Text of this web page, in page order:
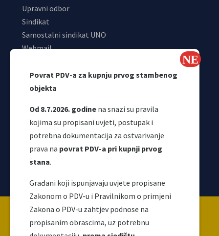
Povrat PDV-a za kupnju prvog stambenog
objekta
Od 8.7.2026. godine na snazi su pravila
kojima su propisani uvjeti, postupak i
potrebna dokumentacija za ostvarivanje
prava na povrat PDV-a pri kupnji prvog
stana.
Građani koji ispunjavaju uvjete propisane
Zakonom o PDV-u i Pravilnikom o primjeni
Zakona o PDV-u zahtjev podnose na
propisanim obrascima, uz potrebnu
Upravni odbor
Sindikat
Samostalni sindikat UNO
Webmail
Korisni linkovi
Copyright ©2026 Uprava za indirektno / neizravno
oporezivanje BiH